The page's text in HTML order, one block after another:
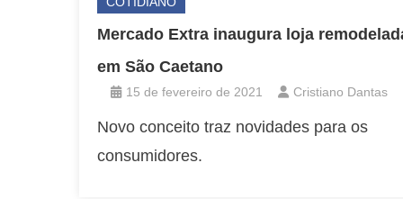
Mercado Extra inaugura loja
em São Caetano
15 de fevereiro de 2021 Cristiano Dantas
Novo conceito traz novidades para os
consumidores.